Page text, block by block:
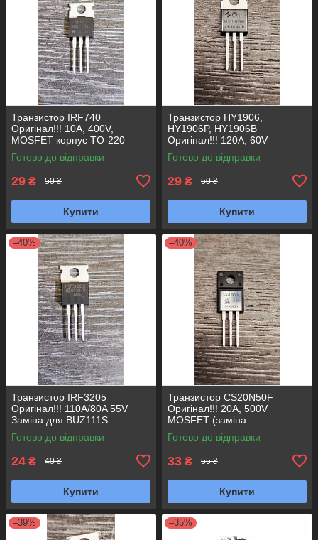
Транзистор IRF740
Оригінал!!! 10A, 400V,
MOSFET корпус TO-220
Готово до відправки
29 ₴ 50 ₴
Купити
Транзистор HY1906,
HY1906P, HY1906B
Оригінал!!! 120A, 60V
MOSFET (Замена IRF3205
HRF3205 HUF75344P3) TO-
Готово до відправки
29 ₴ 50 ₴
Купити
–40%
Транзистор IRF3205
Оригінал!!! 110A/80A 55V
Заміна для BUZ111S
HRF3205 HUF75344P3
HY1906, HY1906P TO-220
Готово до відправки
24 ₴ 40 ₴
Купити
–40%
Транзистор CS20N50F
Оригінал!!! 20A, 500V
MOSFET (заміна
FTP20N50A) N-канал TO-
220F
Готово до відправки
33 ₴ 55 ₴
Купити
–39% –35%